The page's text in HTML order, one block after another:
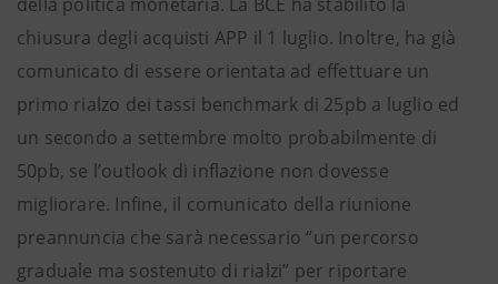
chiusura degli acquisti APP il 1 luglio. Inoltre, ha già
comunicato di essere orientata ad effettuare un
primo rialzo dei tassi benchmark di 25pb a luglio ed
un secondo a settembre molto probabilmente di
50pb, se l’outlook di inflazione non dovesse
migliorare. Infine, il comunicato della riunione
preannuncia che sarà necessario “un percorso
graduale ma sostenuto di rialzi” per riportare